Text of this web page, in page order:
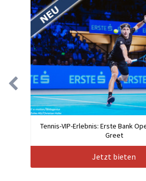
Tennis-VIP-Erlebnis: Erste Bank
Greet
Jetzt bieten